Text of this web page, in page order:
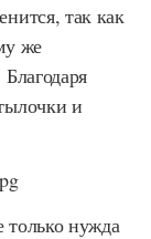
так как
же
и
только нужда